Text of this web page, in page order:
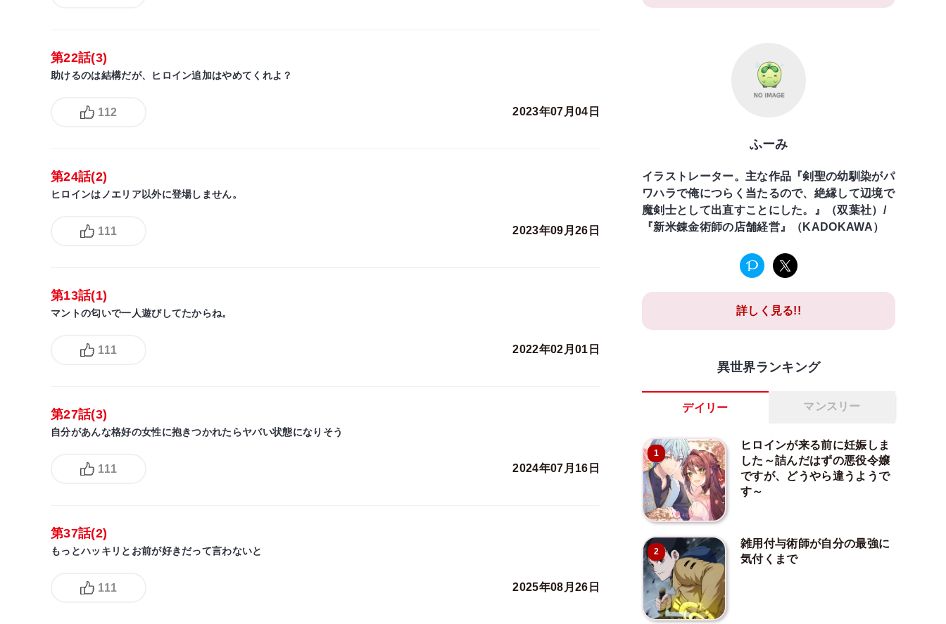
第22話(3)
助けるのは結構だが、ヒロイン追加はやめてくれよ？
112 2023年07月04日
第24話(2)
ヒロインはノエリア以外に登場しません。
111 2023年09月26日
第13話(1)
マントの匂いで一人遊びしてたからね。
111 2022年02月01日
第27話(3)
自分があんな格好の女性に抱きつかれたらヤバい状態になりそう
111 2024年07月16日
第37話(2)
もっとハッキリとお前が好きだって言わないと
111 2025年08月26日
ふーみ
イラストレーター。主な作品『剣聖の幼馴染がパ
ワハラで俺につらく当たるので、絶縁して辺境で
魔剣士として出直すことにした。』（双葉社）/
『新米錬金術師の店舗経営』（KADOKAWA）
詳しく見る!!
異世界ランキング
デイリー マンスリー
1
ヒロインが来る前に妊娠しま
した～詰んだはずの悪役令嬢
ですが、どうやら違うようで
す～
2
雑用付与術師が自分の最強に
気付くまで